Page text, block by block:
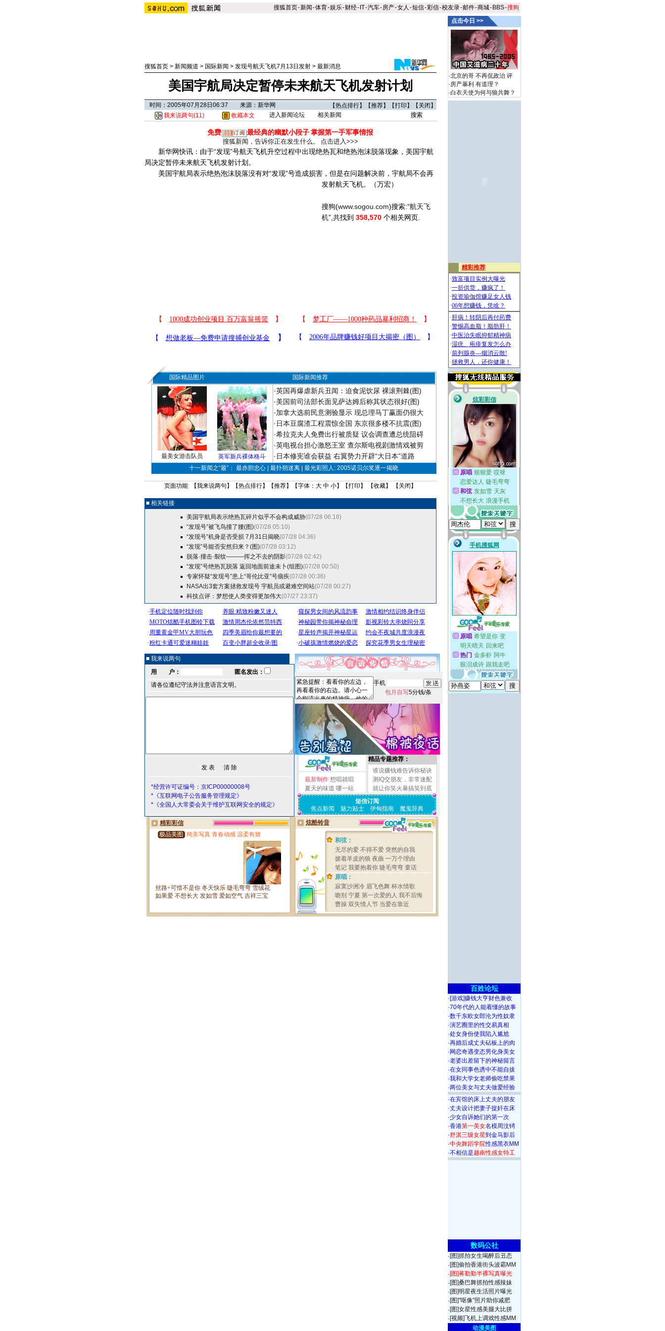
搜狐首页-新闻-体育-娱乐-财经- IT-汽车-房产-女人 -短信-彩信-校友录-邮件-商城- BBS-搜狗
搜狐首页> 新闻频道 > 国际新闻 > 发现号航天飞机7月13日发射> 最新消息
美国宇航局决定暂停未来航天飞机发射计划
时间：2005年07月28日06:37 来源：新华网 【热点排行】【推荐】【打印 】【 关闭 】
我来说两句(11) 收藏本文 进入新闻论坛 相关新闻
免费 最经典的幽默小段子掌握第一手军事情报
搜狐新闻，告诉你正在发生什么。 点击进入>>>
新华网快讯：由于“发现”号航天飞机升空过程中出现绝热瓦和绝热泡沫脱落现象，美国宇航
局决定暂停未来航天飞机发射计划。
美国宇航局表示绝热泡沫脱落没有对“发现”号造成损害，但是在问题解决前，宇航局不会再
发射航天飞机。
（万宏）
搜狗(www.sogou.com)搜索:“航天飞
机”,共找到 358,570 个相关网页.
国际精品图片 国际新闻推荐
最美女游击队员 英军新兵裸体格斗
·英国再爆虐新兵丑闻：迫食泥饮尿 裸滚荆棘(图)
·美国前司法部长面见萨达姆后称其状态很好(图)
·加拿大选前民意测验显示 现总理马丁赢面仍很大
· 日本豆腐渣工程震惊全国 东京很多楼不抗震(图)
·希拉克夫人免费出行被质疑 议会调查遭总统阻碍
·英电视台担心激怒王室 查尔斯电视剧激情戏被剪
· 日本修宪谁会获益 右翼势力开辟“大日本”道路
十一新闻之“最”： 最赤胆忠心 | 最扑朔迷离 | 最光彩照人: 2005诺贝尔奖逐一揭晓
页面功能 【我来说两句 】【热点排行】【推荐】【字体： 大 中 小】【打印 】 【收藏】 【 关闭 】
■ 相关链接
美国宇航局表示绝热瓦碎片似乎不会构成威胁(07/28 06:18)
“发现号”被飞鸟撞了腰(图)(07/28 05:10)
“发现号”机身是否受损 7月31日揭晓(07/28 04:36)
“发现”号能否安然归来？(图)(07/28 03:12)
脱落·撞击·裂纹———挥之不去的阴影(07/28 02:42)
“发现”号绝热瓦脱落 返回地面前途未卜(组图)(07/28 00:50)
专家怀疑“发现号”患上“哥伦比亚”号痼疾(07/28 00:36)
NASA出3套方案拯救发现号 宇航员或避难空间站(07/28 00:27)
科技点评：梦想使人类变得更加伟大(07/27 23:37)
■ 我来说两句
用 户：
匿名发出：
请各位遵纪守法并注意语言文明。
*经营许可证编号：京ICP00000008号
*《互联网电子公告服务管理规定》
*《全国人大常委会关于维护互联网安全的规定》
手机
包月自写5分钱/条
最新制作 想唱就唱
夏天的味道 哪一站
精品专题推荐：
谁说赚钱难告诉你秘诀
测IQ交朋友，非常速配
就让你笑火暴搞笑到底
短信订阅
焦点新闻
魅力贴士 伊甸指南 魔鬼辞典
点击今日 >>
·北京的哥 不再侃政治 评
·房产暴利 有道理？
·白衣天使为何与狼共舞？
百姓论坛
· [游戏]赚钱大亨财色兼收
·70年代的人能看懂的故事
·数千东欧女郎沦为性奴隶
·演艺圈里的性交易真相
·处女身份使我陷入尴尬
·再婚后成丈夫砧板上的肉
· 网恋奇遇变态男化身美女
·老婆出差留下的神秘留言
·在女同事色诱中不能自拔
·我和大学女老师偷吃禁果
·两位美女与丈夫做爱经验
·在宾馆的床上丈夫的朋友
·丈夫设计把妻子捉奸在床
·少女自诉她们的第一次
·香港第一美女名模周汶锜
·舒淇三级女星到金马影后
·中央舞蹈学院性感黑衣MM
·不相信是越南性感女特工
数码公社
· [图]抓拍女生喝醉后丑态
· [图]偷拍香港街头波霸MM
·[图]蒋勤勤半裸写真曝光
· [图]桑巴舞抓拍性感辣妹
· [图]明星夜生活照片曝光
· [图]"呕像"照片助你减肥
· [图]女星性感美腿大比拼
· [视频]飞机上调戏性感MM
动漫美图